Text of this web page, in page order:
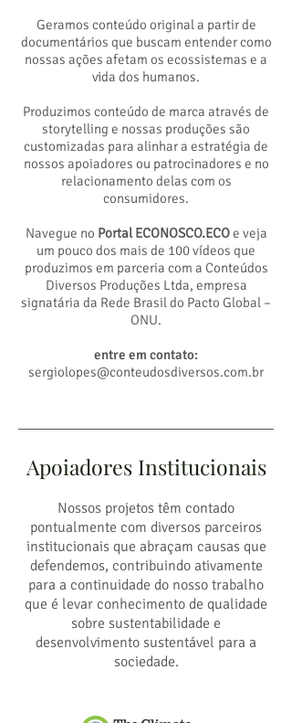
Geramos conteúdo original a partir de
documentários que buscam entender como
nossas ações afetam os ecossistemas e a
vida dos humanos.
Produzimos conteúdo de marca através de
storytelling e nossas produções são
customizadas para alinhar a estratégia de
nossos apoiadores ou patrocinadores e no
relacionamento delas com os
consumidores.
Navegue no Portal ECONOSCO.ECOe veja
um pouco dos mais de 100 vídeos que
produzimos em parceria com a Conteúdos
Diversos Produções Ltda, empresa
signatária da Rede Brasil do Pacto Global –
ONU.
entre em contato:
sergiolopes@conteudosdiversos.com.br
Apoiadores Institucionais
Nossos projetos têm contado
pontualmente com diversos parceiros
institucionais que abraçam causas que
defendemos, contribuindo ativamente
para a continuidade do nosso trabalho
que é levar conhecimento de qualidade
sobre sustentabilidade e
desenvolvimento sustentável para a
sociedade.